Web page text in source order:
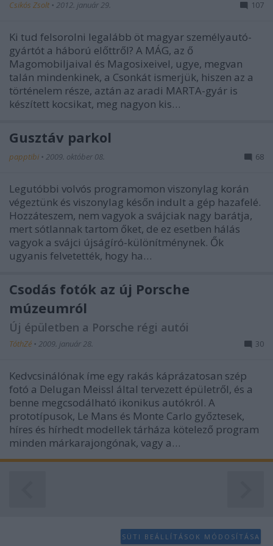
Csikós Zsolt • 2012. január 29. 107
Ki tud felsorolni legalább öt magyar személyautó-
gyártót a háború előttről? A MÁG, az ő
Magomobiljaival és Magosixeivel, ugye, megvan
talán mindenkinek, a Csonkát ismerjük, hiszen az a
történelem része, aztán az aradi MARTA-gyár is
készített kocsikat, meg nagyon kis…
Gusztáv parkol
papptibi • 2009. október 08. 68
Legutóbbi volvós programomon viszonylag korán
végeztünk és viszonylag későn indult a gép hazafelé.
Hozzáteszem, nem vagyok a svájciak nagy barátja,
mert sótlannak tartom őket, de ez esetben hálás
vagyok a svájci újságíró-különítménynek. Ők
ugyanis felvetették, hogy ha…
Csodás fotók az új Porsche
múzeumról
Új épületben a Porsche régi autói
TóthZé • 2009. január 28. 30
Kedvcsinálónak íme egy rakás káprázatosan szép
fotó a Delugan Meissl által tervezett épületről, és a
benne megcsodálható ikonikus autókról. A
prototípusok, Le Mans és Monte Carlo győztesek,
híres és hírhedt modellek tárháza kötelező program
minden márkarajongónak, vagy a…
SÜTI BEÁLLÍTÁSOK MÓDOSÍTÁSA